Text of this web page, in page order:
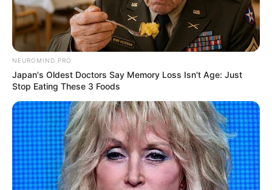
einmalig. Dazu kommt, dass im gesamten Park
Monumente und Tafeln mit Lebensweisheiten
verteilt sind, die zum nachdenken verleiten.
Informationen unterwww.hannoverpark.de/hinueber
schergarten1.htm
Niedersächsisches Landesmuseum Hannover
dem prunkvollen, in der Parkanlage am Maschteich
stehenden Gebäude, befinden sich gleich mehrere
umfangreiche, in die Sparten Naturkunde,
Archäologie und Völkerkunde aufgeteilte
Sammlungen, die sowohl aus Kunstobjekten als
auch aus Ausgrabungsfunden sowie einem
NEUROMIND PRO
Japan's Oldest Doctors Say Memory Loss Isn't Age: Just
Stop Eating These 3 Foods